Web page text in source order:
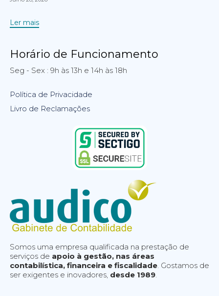
Ler mais
Horário de Funcionamento
Seg - Sex : 9h às 13h e 14h às 18h
Política de Privacidade
Livro de Reclamações
Somos uma empresa qualificada na prestação de
serviços de apoio à gestão, nas áreas
contabilística, financeira e fiscalidade. Gostamos de
ser exigentes e inovadores, desde 1989.